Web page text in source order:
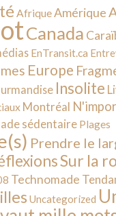
AfriqueAmérique
Canada
EnTransit.ca
Europe
Insolite
Montréal
sédentaire Plages
Prendre le
Sur la
Technomade
Uncategorized